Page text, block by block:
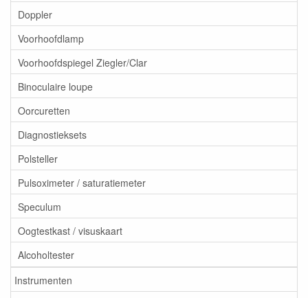
Doppler
Voorhoofdlamp
Voorhoofdspiegel Ziegler/Clar
Binoculaire loupe
Oorcuretten
Diagnostieksets
Polsteller
Pulsoximeter / saturatiemeter
Speculum
Oogtestkast / visuskaart
Alcoholtester
Instrumenten